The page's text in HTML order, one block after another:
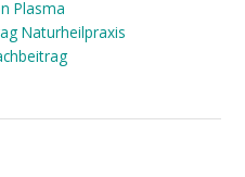
Plasma
Naturheilpraxis